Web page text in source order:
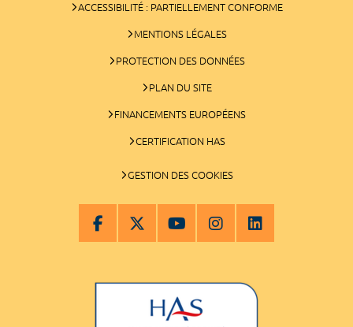
ACCESSIBILITÉ : PARTIELLEMENT CONFORME
MENTIONS LÉGALES
PROTECTION DES DONNÉES
PLAN DU SITE
FINANCEMENTS EUROPÉENS
CERTIFICATION HAS
GESTION DES COOKIES